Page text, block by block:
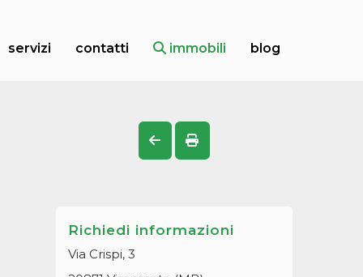
servizi contatti immobili blog
Richiedi informazioni
Via Crispi, 3